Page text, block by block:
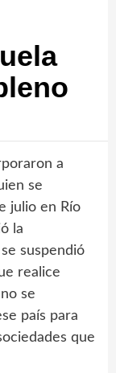
a
se
julio en Río
la
suspendió
realice
se
país para
que